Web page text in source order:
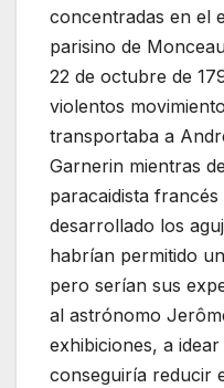
concentradas en el
parisino de
22 de octubre de
violentos
transportaba a
Garnerin mientras
paracaidista
desarrollado los
habrían permitido
pero serían sus
al astrónomo
exhibiciones, a
conseguiría reducir